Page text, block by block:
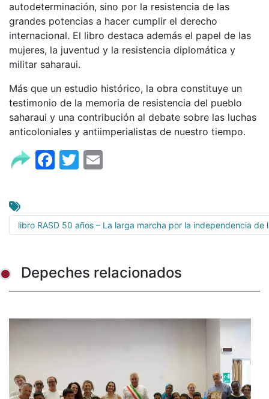
autodeterminación, sino por la resistencia de las
grandes potencias a hacer cumplir el derecho
internacional. El libro destaca además el papel de las
mujeres, la juventud y la resistencia diplomática y
militar saharaui.
Más que un estudio histórico, la obra constituye un
testimonio de la memoria de resistencia del pueblo
saharaui y una contribución al debate sobre las luchas
anticoloniales y antiimperialistas de nuestro tiempo.
Facebook
Twitter
libro RASD 50 años – La larga marcha por la independencia de
Depeches relacionados